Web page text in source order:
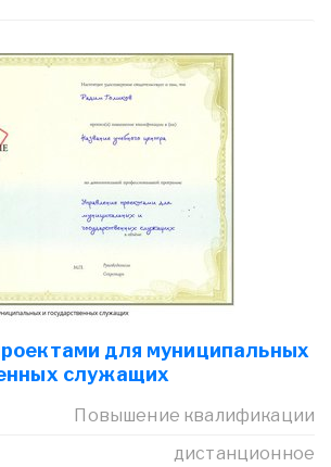
для муниципальных
служащих
Повышение квалификации
дистанционное